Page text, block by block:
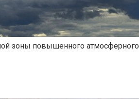
зоны повышенного атмосферного